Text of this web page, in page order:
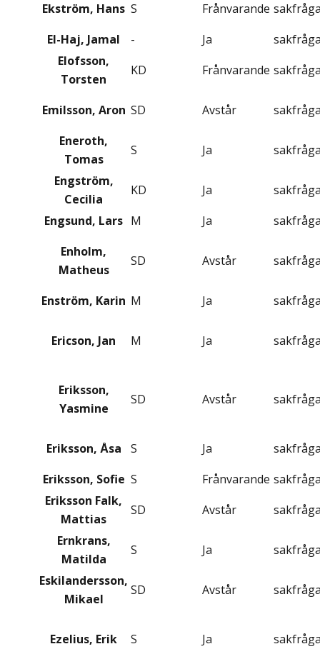
Ekström, Hans S Frånvarande
El-Haj, Jamal
- Ja
Elofsson,
Torsten
KD Frånvarande
Emilsson, Aron SD Avstår
Eneroth,
Tomas
S Ja
Engström,
Cecilia
KD Ja
Engsund, Lars M Ja
Enholm,
Matheus
SD Avstår
Enström, Karin M Ja
Ericson, Jan M Ja
Eriksson,
Yasmine
SD Avstår
Eriksson, Åsa S Ja
Eriksson, Sofie S Frånvarande
Eriksson Falk,
Mattias
SD Avstår
Ernkrans,
Matilda
S Ja
Eskilandersson,
Mikael
SD Avstår
Ezelius, Erik S Ja